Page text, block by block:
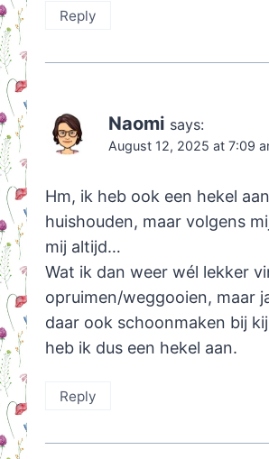
Reply
Naomi says:
August 12, 2025 at 7:09
Hm, ik heb ook een hekel aan
huishouden, maar volgens
mij altijd…
Wat ik dan weer wél lekker
opruimen/weggooien, maar
daar ook schoonmaken bij
heb ik dus een hekel aan.
Reply